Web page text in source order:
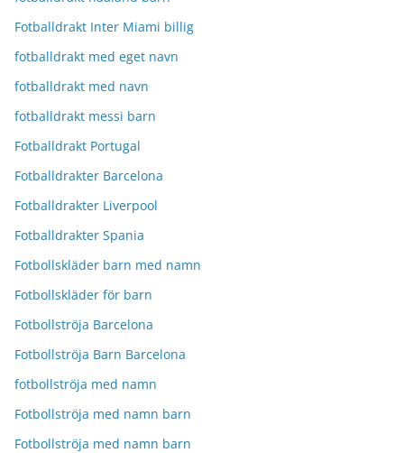
Fotballdrakt Inter Miami billig
fotballdrakt med eget navn
fotballdrakt med navn
fotballdrakt messi barn
Fotballdrakt Portugal
Fotballdrakter Barcelona
Fotballdrakter Liverpool
Fotballdrakter Spania
Fotbollskläder barn med namn
Fotbollskläder för barn
Fotbollströja Barcelona
Fotbollströja Barn Barcelona
fotbollströja med namn
Fotbollströja med namn barn
Fotbollströja med namn barn